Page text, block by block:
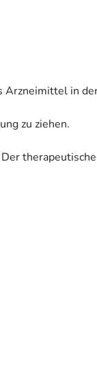
Arzneimittel in
zu ziehen.